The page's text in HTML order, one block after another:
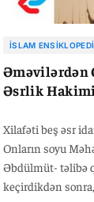
tərəfdarlarını
yollara sövq
İSLAM
Əməvilərdən
Əsrlik
Xilafəti beş əsr
Onların soyu
Əbdülmüt- təlibə
keçirdikdən